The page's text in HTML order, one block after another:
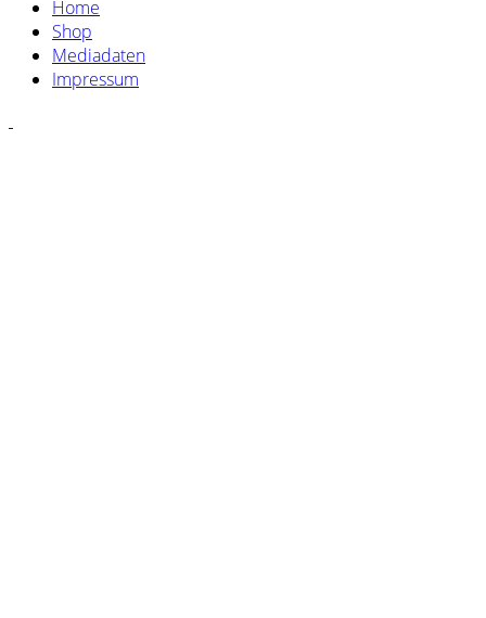
Home
Shop
Mediadaten
Impressum